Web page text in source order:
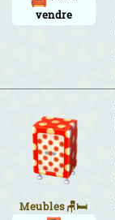
vendre
Meubles🪑🛏